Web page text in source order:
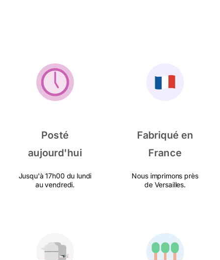
Posté
aujourd'hui
Jusqu'à 17h00 du lundi
au vendredi.
Fabriqué en
France
Nous imprimons près
de Versailles.